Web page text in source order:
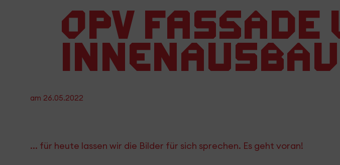
OPV Fassade
Innenausbau
am 26.05.2022
... für heute lassen wir die Bilder für sich sprechen. Es geht voran!